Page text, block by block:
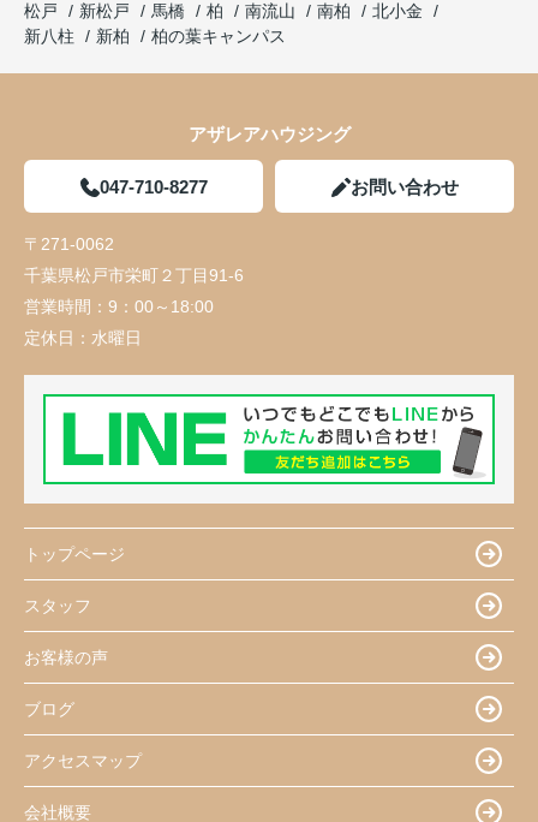
松戸
新松戸 馬橋 柏 南流山 南柏
北小金
新八柱
新柏 柏の葉キャンパス
アザレアハウジング
047-710-8277 お問い合わせ
〒271-0062
千葉県松戸市栄町２丁目91-6
営業時間： 9：00～18:00
定休日： 水曜日
トップページ
スタッフ
お客様の声
ブログ
アクセスマップ
会社概要